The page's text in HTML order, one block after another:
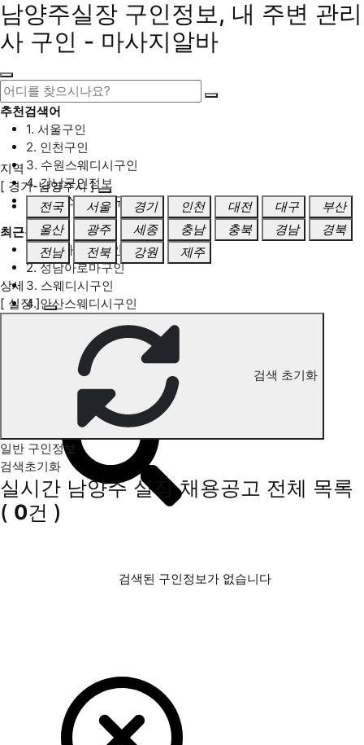
남양주실장 구인정보, 내 주변 관리
사 구인 - 마사지알바
추천검색어
1. 서울구인
2. 인천구인
3. 수원스웨디시구인
4. 강남구인정보
5. 동탄스웨디시구인
최근검색어
1. 일산마사지구인
2. 성남아로마구인
3. 스웨디시구인
4. 안산스웨디시구인
남양주 실장 구인정보
지역
[ 경기-남양주시 ]
전국
서울 경기 인천 대전 대구
부산
울산
광주 세종 충남 충북 경남
경북
전남
전북 강원 제주
상세
[ 실장 ]
검색 초기화
일반 구인정보
검색초기화
실시간 남양주 실장 채용공고 전체 목록
( 0건 )
검색된 구인정보가 없습니다